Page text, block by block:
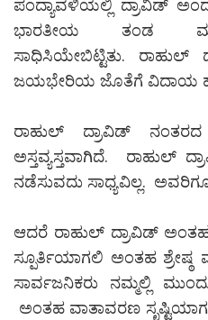
ಪಂದ್ಯಾವಳಿಯಲ್ಲಿ ದ್ರಾವಿಡ್
ಭಾರತೀಯ ತಂಡ
ಸಾಧಿಸಿಯೇಬಿಟ್ಟಿತು.
ಜಯಭೇರಿಯ ಜೊತೆಗೆ ವಿದಾಯ
ರಾಹುಲ್ ದ್ರಾವಿಡ್
ಅಸ್ತವ್ಯಸ್ತವಾಗಿದೆ. ರಾಹುಲ್
ನಡೆಸುವದು ಸಾಧ್ಯವಿಲ್ಲ.
ಆದರೆ ರಾಹುಲ್ ದ್ರಾವಿಡ್
ಸ್ಪೂರ್ತಿಯಾಗಲಿ ಅಂತಹ ಶ್ರೇಷ್ಠ
ಸಾರ್ವಜನಿಕರು ನಮ್ಮಲ್ಲಿ
ಅಂತಹ ವಾತಾವರಣ